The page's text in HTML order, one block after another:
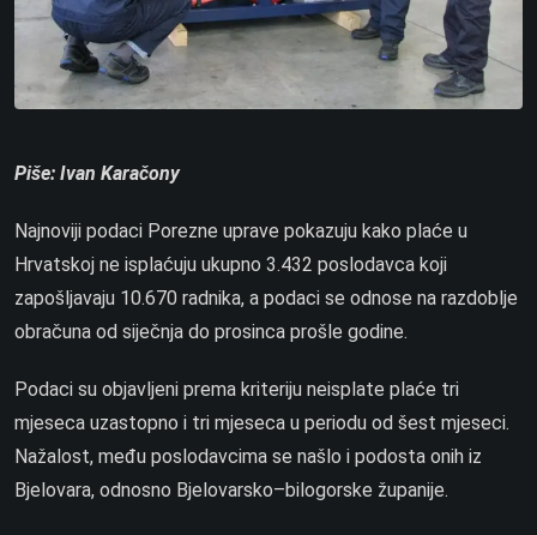
Piše: Ivan Karačony
Najnoviji podaci Porezne uprave pokazuju kako plaće u
Hrvatskoj ne isplaćuju ukupno 3.432 poslodavca koji
zapošljavaju 10.670 radnika, a podaci se odnose na razdoblje
obračuna od siječnja do prosinca prošle godine.
Podaci su objavljeni prema kriteriju neisplate plaće tri
mjeseca uzastopno i tri mjeseca u periodu od šest mjeseci.
Nažalost, među poslodavcima se našlo i podosta onih iz
Bjelovara, odnosno Bjelovarsko–bilogorske županije.